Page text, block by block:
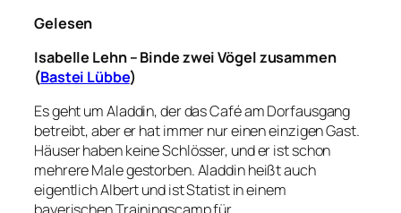
Gelesen
Isabelle Lehn – Binde zwei Vögel zusammen
(Bastei Lübbe)
Es geht um Aladdin, der das Café am Dorfausgang
betreibt, aber er hat immer nur einen einzigen Gast.
Häuser haben keine Schlösser, und er ist schon
mehrere Male gestorben. Aladdin heißt auch
eigentlich Albert und ist Statist in einem